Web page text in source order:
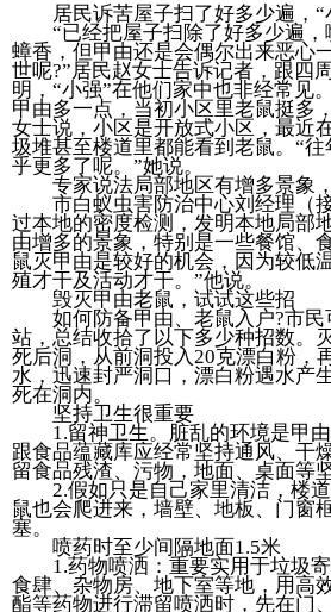
居民诉苦屋子扫了好多少遍，“
“已经把屋子扫除了好多少遍，
蟑香，但甲由还是会偶尔出来恶心
世呢?”居民赵女士告诉记者，跟四
明，“小强”在他们家中也非经常见
甲由多一点，当初小区里老鼠挺多
女士说，小区是开放式小区，最近
圾堆甚至楼道里都能看到老鼠。“
乎更多了呢。”她说。
专家说法局部地区有增多景象
市白蚁虫害防治中心刘经理（
过本地的密度检测，发明本地局部
由增多的景象，特别是一些餐馆、
鼠灭甲由是较好的机会，因为较低
殖才干及活动才干。”他说。
毁灭甲由老鼠，试试这些招
如何防备甲由、老鼠入户?市民
站，总结收拾了以下多少种招数。
死后洞，从前洞投入20克漂白粉，
水，迅速封严洞口，漂白粉遇水产
死在洞内。
坚持卫生很重要
1.留神卫生。脏乱的环境是甲由
跟食品蕴藏库应经常坚持通风、干
留食品残渣、污物，地面、桌面等
2.假如只是自己家里清洁，楼道
鼠也会爬进来，墙壁、地板、门窗
塞。
喷药时至少间隔地面1.5米
1.药物喷洒：重要实用于垃圾寄
食肆、杂物房、地下室等地，用高
酯等药物进行滞留喷洒时，先在门